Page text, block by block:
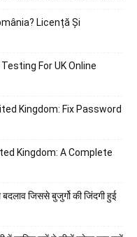
Licență Și
For UK Online
Kingdom: Fix Password
Kingdom: A Complete
जिससे बुजुर्गो की जिंदगी हुई